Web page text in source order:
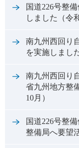
国道226号整
しました（令
南九州西回り
を実施しまし
南九州西回り
省九州地方整
10月）
国道226号整
整備局へ要望